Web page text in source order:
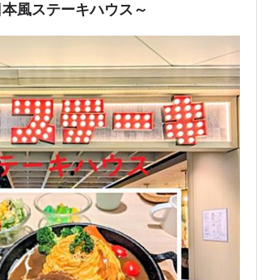
風ステーキハウス～